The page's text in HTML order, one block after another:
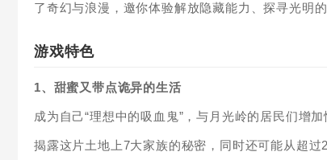
了奇幻与浪漫，邀你体验解放隐藏能力、探寻光明的
游戏特色
1、甜蜜又带点诡异的生活
成为自己“理想中的吸血鬼”，与月光岭的居民们增
揭露这片土地上7大家族的秘密，同时还可能从超